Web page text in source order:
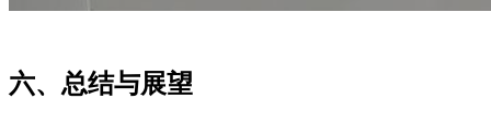
六、 总结与展望